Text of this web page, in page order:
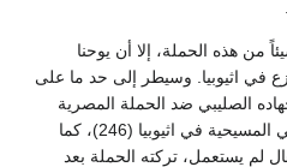
من هذه الحملة، إلا أن يوحنا
في اثيوبيا. وسيطر إلى حد ما على
الصليبي ضد الحملة المصرية
جعلهم ينظرون إليه على أنه حامي المسيحية في اثيوبيا (246)، كما
لم يستعمل، تركته الحملة بعد